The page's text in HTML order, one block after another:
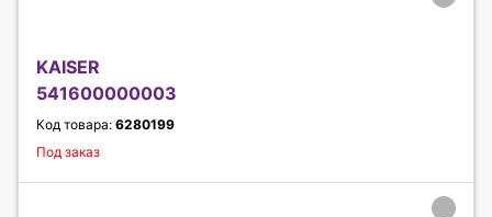
KAISER
541600000003
Код товара: 6280199
Под заказ